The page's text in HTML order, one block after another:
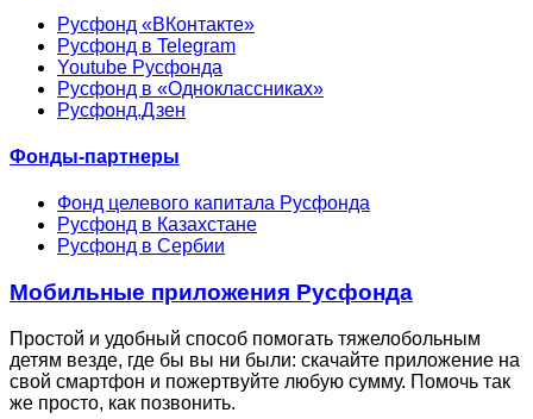
Русфонд «ВКонтакте»
Русфонд в Telegram
Youtube Русфонда
Русфонд в «Одноклассниках»
Русфонд.Дзен
Фонды-партнеры
Фонд целевого капитала Русфонда
Русфонд в Казахстане
Русфонд в Сербии
Мобильные приложения Русфонда
Простой и удобный способ помогать тяжелобольным
детям везде, где бы вы ни были: скачайте приложение на
свой смартфон и пожертвуйте любую сумму. Помочь так
же просто, как позвонить.